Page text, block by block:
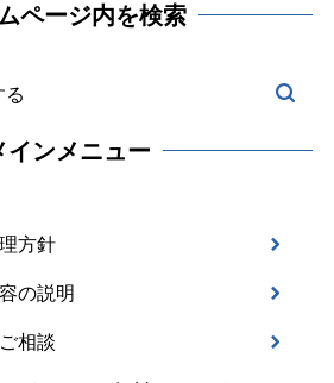
ページ内を検索
インメニュー
方針
の説明
相談